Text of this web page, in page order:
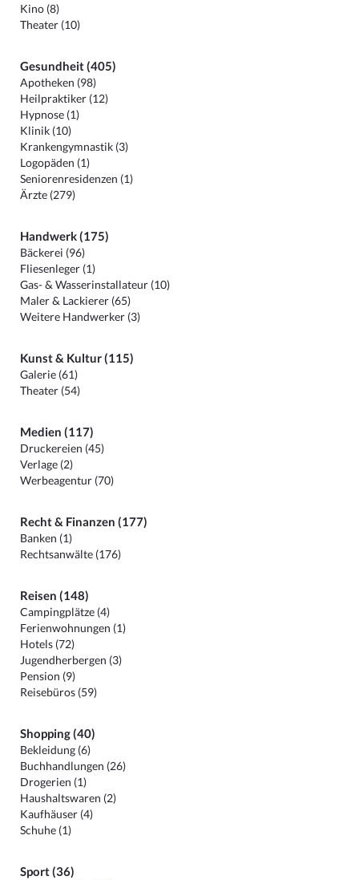
Kino (8)
Theater (10)
Gesundheit (405)
Apotheken (98)
Heilpraktiker (12)
Hypnose (1)
Klinik (10)
Krankengymnastik (3)
Logopäden (1)
Seniorenresidenzen (1)
Ärzte (279)
Handwerk (175)
Bäckerei (96)
Fliesenleger (1)
Gas- & Wasserinstallateur (10)
Maler & Lackierer (65)
Weitere Handwerker (3)
Kunst & Kultur (115)
Galerie (61)
Theater (54)
Medien (117)
Druckereien (45)
Verlage (2)
Werbeagentur (70)
Recht & Finanzen (177)
Banken (1)
Rechtsanwälte (176)
Reisen (148)
Campingplätze (4)
Ferienwohnungen (1)
Hotels (72)
Jugendherbergen (3)
Pension (9)
Reisebüros (59)
Shopping (40)
Bekleidung (6)
Buchhandlungen (26)
Drogerien (1)
Haushaltswaren (2)
Kaufhäuser (4)
Schuhe (1)
Sport (36)